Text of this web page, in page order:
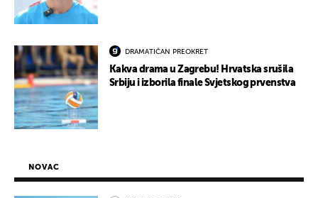
DRAMATIČAN PREOKRET
Kakva drama u Zagrebu! Hrvatska srušila
Srbiju i izborila finale Svjetskog prvenstva
NOVAC